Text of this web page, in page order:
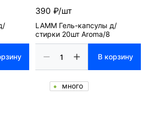
390 ₽/шт
LAMM Гель-капсулы д/
стирки 20шт Aroma/8
В корзину
много